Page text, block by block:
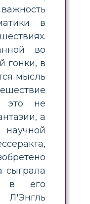
в
во
гонки, в
мысль
это не
а
сыграла
в его
Л'Энгль